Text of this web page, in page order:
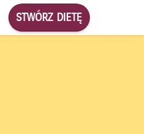
STWÓRZ DIETĘ